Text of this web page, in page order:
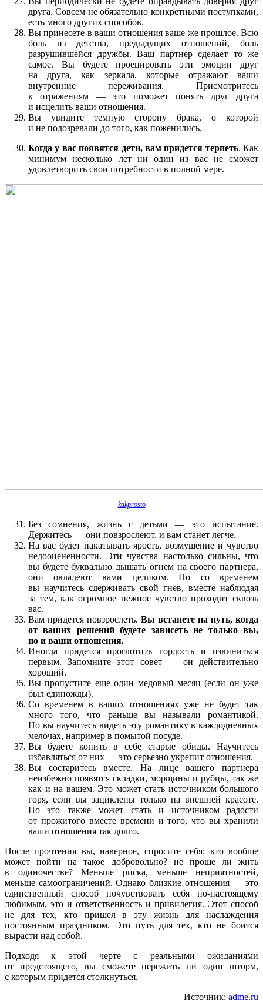
друга. Совсем не обязательно конкретными поступками,
есть много других способов.
Вы принесете в ваши отношения ваше же прошлое. Всю
боль из детства, предыдущих отношений, боль
разрушившейся дружбы. Ваш партнер сделает то же
самое. Вы будете проецировать эти эмоции друг
на друга, как зеркала, которые отражают ваши
внутренние переживания. Присмотритесь
к отражениям — это поможет понять друг друга
и исцелить ваши отношения.
Вы увидите темную сторону брака, о которой
и не подозревали до того, как поженились.
Когда у вас появятся дети, вам придется терпеть. Как
минимум несколько лет ни один из вас не сможет
удовлетворить свои потребности в полной мере.
kakprosto
Без сомнения, жизнь с детьми — это испытание.
Держитесь — они повзрослеют, и вам станет легче.
На вас будет накатывать ярость, возмущение и чувство
недооцененности. Эти чувства настолько сильны, что
вы будете буквально дышать огнем на своего партнера,
они овладеют вами целиком. Но со временем
вы научитесь сдерживать свой гнев, вместе наблюдая
за тем, как огромное нежное чувство проходит сквозь
вас.
Вам придется повзрослеть. Вы встанете на путь, когда
от ваших решений будете зависеть не только вы,
но и ваши отношения.
Иногда придется проглотить гордость и извиниться
первым. Запомните этот совет — он действительно
хороший.
Вы пропустите еще один медовый месяц (если он уже
был единожды).
Со временем в ваших отношениях уже не будет так
много того, что раньше вы называли романтикой.
Но вы научитесь видеть эту романтику в каждодневных
мелочах, например в помытой посуде.
Вы будете копить в себе старые обиды. Научитесь
избавляться от них — это серьезно укрепит отношения.
Вы состаритесь вместе. На лице вашего партнера
неизбежно появятся складки, морщины и рубцы, так же
как и на вашем. Это может стать источником большого
горя, если вы зациклены только на внешней красоте.
Но это также может стать и источником радости
от прожитого вместе времени и того, что вы хранили
ваши отношения так долго.
После прочтения вы, наверное, спросите себя: кто вообще
может пойти на такое добровольно? не проще ли жить
в одиночестве? Меньше риска, меньше неприятностей,
меньше самоограничений. Однако близкие отношения — это
единственный способ почувствовать себя по-настоящему
любимым, это и ответственность и привилегия. Этот способ
не для тех, кто пришел в эту жизнь для наслаждения
постоянным праздником. Это путь для тех, кто не боится
вырасти над собой.
Подходя к этой черте с реальными ожиданиями
от предстоящего, вы сможете пережить ни один шторм,
с которым придется столкнуться.
Источник: adme.ru